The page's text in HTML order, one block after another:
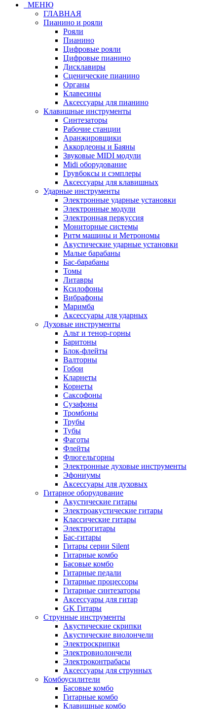
МЕНЮ
ГЛАВНАЯ
Пианино и рояли
Рояли
Пианино
Цифровые рояли
Цифровые пианино
Дисклавиры
Сценические пианино
Органы
Клавесины
Аксессуары для пианино
Клавишные инструменты
Синтезаторы
Рабочие станции
Аранжировщики
Аккордеоны и Баяны
Звуковые MIDI модули
Midi оборудование
Грувбоксы и сэмплеры
Аксессуары для клавишных
Ударные инструменты
Электронные ударные установки
Электронные модули
Электронная перкуссия
Мониторные системы
Ритм машины и Метрономы
Акустические ударные установки
Малые барабаны
Бас-барабаны
Томы
Литавры
Ксилофоны
Вибрафоны
Маримба
Аксессуары для ударных
Духовые инструменты
Альт и тенор-горны
Баритоны
Блок-флейты
Валторны
Гобои
Кларнеты
Корнеты
Саксофоны
Сузафоны
Тромбоны
Трубы
Тубы
Фаготы
Флейты
Флюгельгорны
Электронные духовые инструменты
Эфониумы
Аксессуары для духовых
Гитарное оборудование
Акустические гитары
Электроакустические гитары
Классические гитары
Электрогитары
Бас-гитары
Гитары серии Silent
Гитарные комбо
Басовые комбо
Гитарные педали
Гитарные процессоры
Гитарные синтезаторы
Аксессуары для гитар
GK Гитары
Струнные инструменты
Акустические скрипки
Акустические виолончели
Электроскрипки
Электровиолончели
Электроконтрабасы
Аксессуары для струнных
Комбоусилители
Басовые комбо
Гитарные комбо
Клавишные комбо